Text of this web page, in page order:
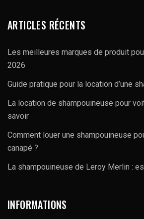
ARTICLES RÉCENTS
Les meilleures marques de produit
2026
Guide pratique pour la location d’une
La location de shampouineuse pour
savoir
Comment louer une shampouineuse
canapé ?
La shampouineuse de Leroy Merlin :
INFORMATIONS